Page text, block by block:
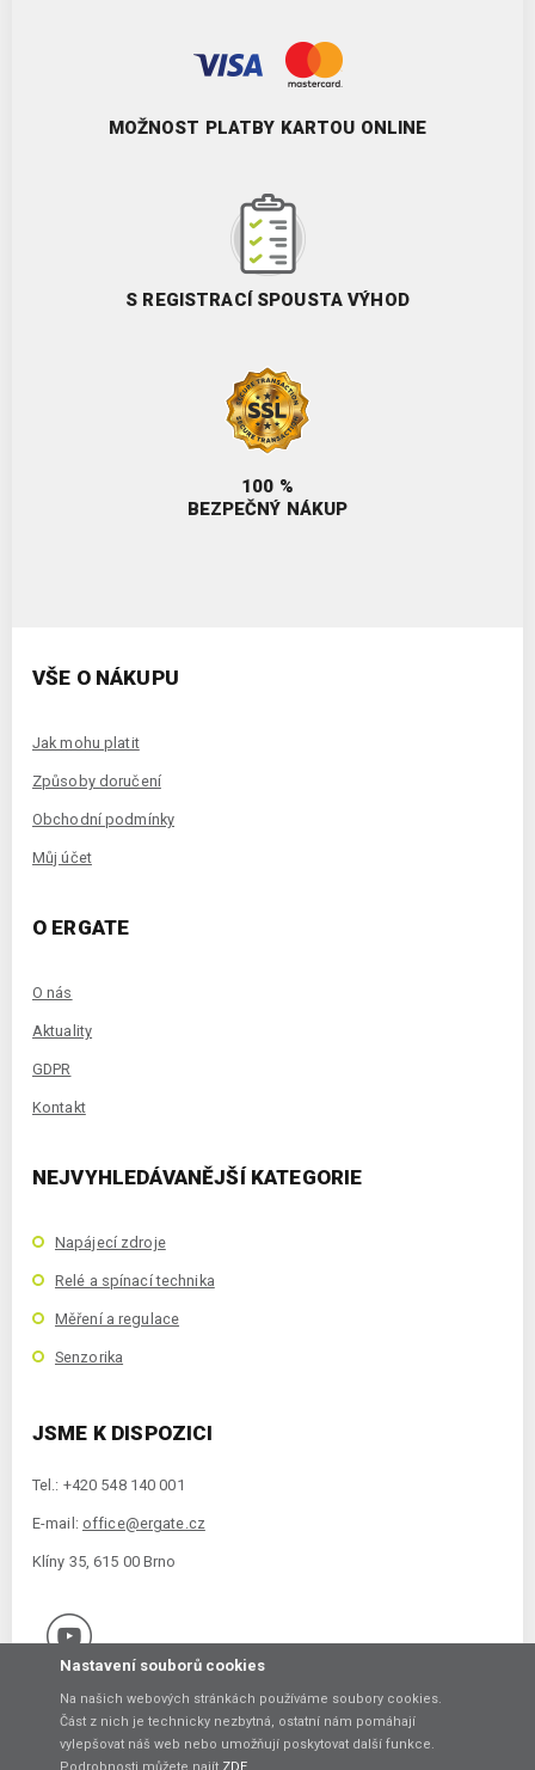
MOŽNOST PLATBY KARTOU ONLINE
S REGISTRACÍ SPOUSTA VÝHOD
100 %
BEZPEČNÝ NÁKUP
VŠE O NÁKUPU
Jak mohu platit
Způsoby doručení
Obchodní podmínky
Můj účet
O ERGATE
O nás
Aktuality
GDPR
Kontakt
NEJVYHLEDÁVANĚJŠÍ KATEGORIE
Napájecí zdroje
Relé a spínací technika
Měření a regulace
Senzorika
JSME K DISPOZICI
Tel.: +420 548 140 001
E-mail: office@ergate.cz
Klíny 35, 615 00 Brno
Copyright © 2021 ERGATE Automation s.r.o., Klíny 35, 61500 Brno
Nastavení souborů cookies
Na našich webových stránkách používáme soubory cookies.
Část z nich je technicky nezbytná, ostatní nám pomáhají
vylepšovat náš web nebo umožňují poskytovat další funkce.